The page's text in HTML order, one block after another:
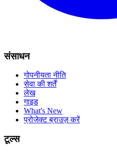
संसाधन
गोपनीयता नीति
सेवा की शर्तें
लेख
गाइड
What's New
प्रोजेक्ट ब्राउज़ करें
टूल्स